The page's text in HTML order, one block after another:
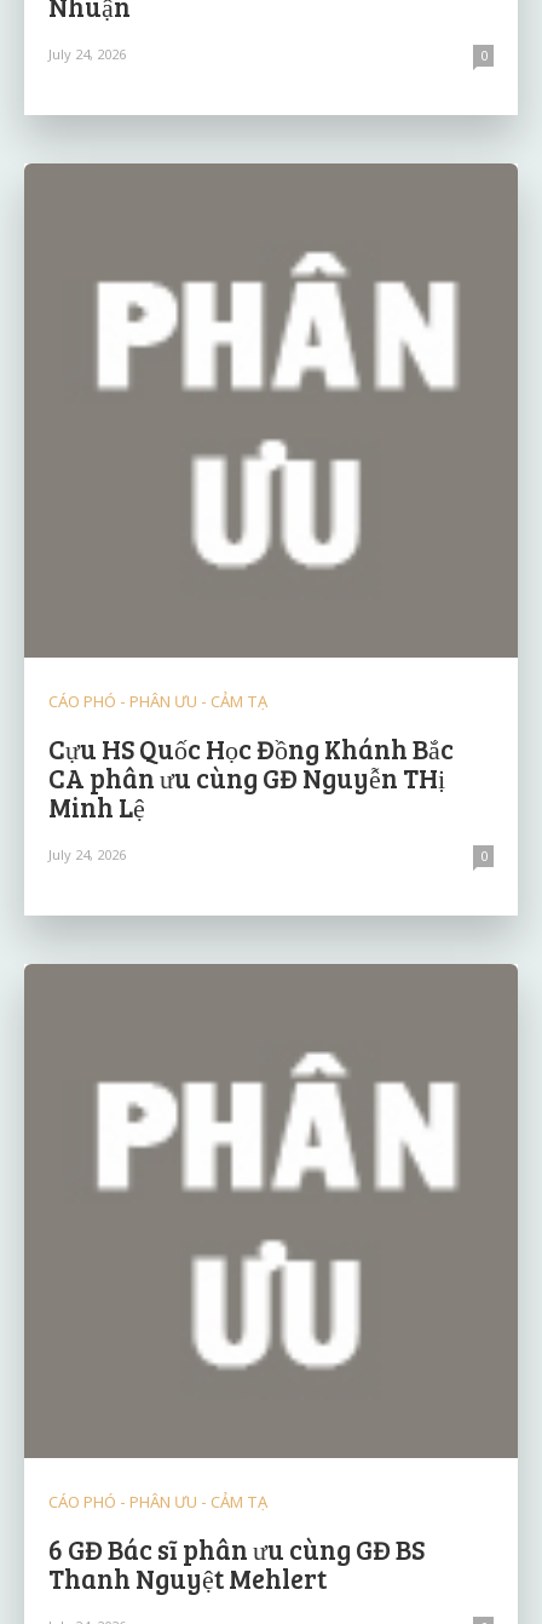
July 24, 2026 0
CÁO PHÓ - PHÂN ƯU - CẢM TẠ
Cựu HS Quốc Học Đồng Khánh Bắc
CA phân ưu cùng GĐ Nguyễn THị
Minh Lệ
July 24, 2026 0
CÁO PHÓ - PHÂN ƯU - CẢM TẠ
6 GĐ Bác sĩ phân ưu cùng GĐ BS
Thanh Nguyệt Mehlert